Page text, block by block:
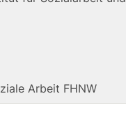
Arbeit FHNW